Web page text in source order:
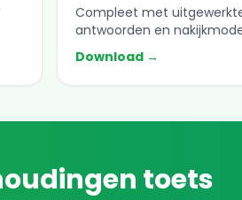
Compleet met
antwoorden en
Download →
toets